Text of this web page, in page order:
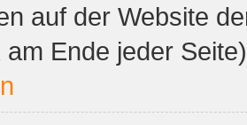
auf der Website
Ende jeder